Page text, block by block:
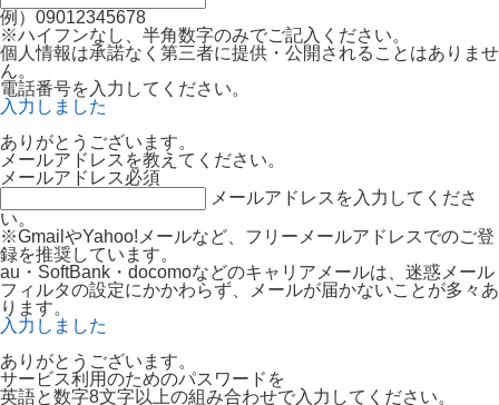
例）09012345678
※ハイフンなし、半角数字のみでご記入ください。
個人情報は承諾なく第三者に提供・公開されることはありませ
ん。
電話番号を入力してください。
入力しました
ありがとうございます。
メールアドレスを教えてください。
メールアドレス必須
メールアドレスを入力してくださ
い。
※GmailやYahoo!メールなど、フリーメールアドレスでのご登
録を推奨しています。
au・SoftBank・docomoなどのキャリアメールは、迷惑メール
フィルタの設定にかかわらず、メールが届かないことが多々あ
ります。
入力しました
ありがとうございます。
サービス利用のためのパスワードを
英語と数字8文字以上の組み合わせで入力してください。